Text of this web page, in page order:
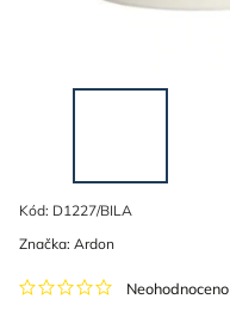
Kód: D1227/BILA
Neohodnoceno
Značka: Ardon